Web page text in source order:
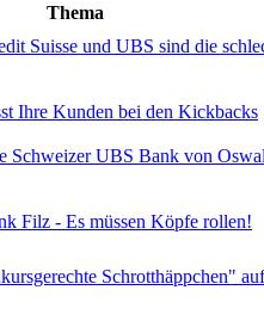
Thema
Suisse und UBS sind die
Ihre Kunden bei den Kickbacks
Schweizer UBS Bank von
Filz - Es müssen Köpfe rollen!
Schrotthäppchen"